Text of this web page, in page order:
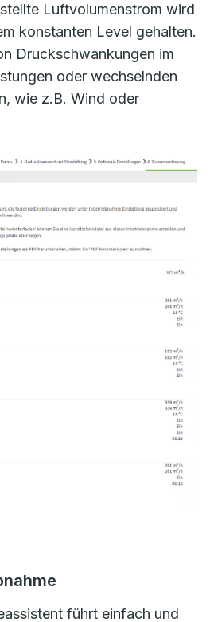
Luftvolumenstrom wird
konstanten Level gehalten.
Druckschwankungen im
oder wechselnden
wie z.B. Wind oder
führt einfach und